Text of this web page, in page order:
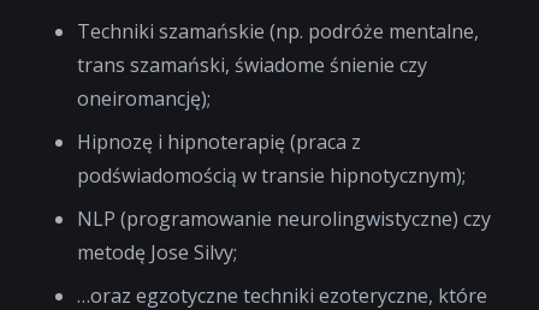
Techniki szamańskie (np. podróże mentalne,
trans szamański, świadome śnienie czy
oneiromancję);
Hipnozę i hipnoterapię (praca z
podświadomością w transie hipnotycznym);
NLP (programowanie neurolingwistyczne) czy
metodę Jose Silvy;
…oraz egzotyczne techniki ezoteryczne, które